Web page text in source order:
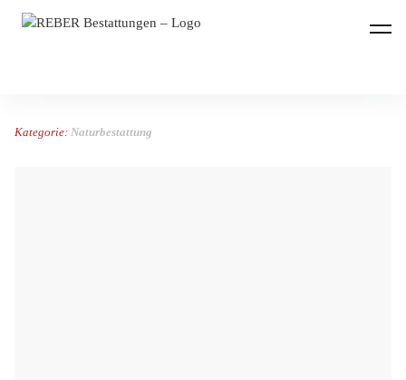
REBER Bestattungen
Kategorie: Naturbestattung